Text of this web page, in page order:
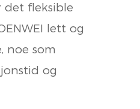
det fleksible
lett og
noe som
og